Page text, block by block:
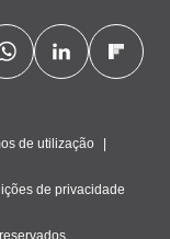
de utilização
de privacidade